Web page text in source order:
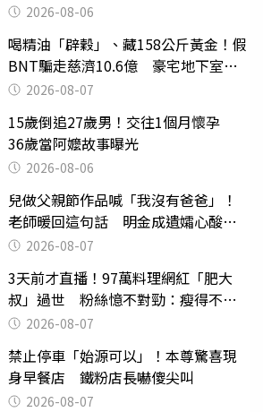
2026-08-06
喝精油「辟穀」、藏158公斤黃金！假
BNT騙走慈濟10.6億 豪宅地下室竟
挖出乾鮑金庫
2026-08-07
15歲倒追27歲男！交往1個月懷孕
36歲當阿嬤故事曝光
2026-08-06
兒做父親節作品喊「我沒有爸爸」！
老師暖回這句話 明金成遺孀心酸惹
淚 2026-08-07
3天前才直播！97萬料理網紅「肥大
叔」過世 粉絲憶不對勁：瘦得不合
理 2026-08-07
禁止停車「始源可以」！本尊驚喜現
身早餐店 鐵粉店長嚇傻尖叫
2026-08-07